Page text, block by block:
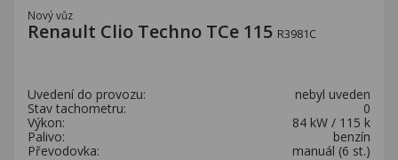
Nový vůz
Renault Clio Techno TCe 115 R3981C
Uvedení do provozu:
nebyl uveden
Stav tachometru:
0
Výkon:
84 kW / 115 k
Palivo:
benzín
Převodovka:
manuál (6 st.)